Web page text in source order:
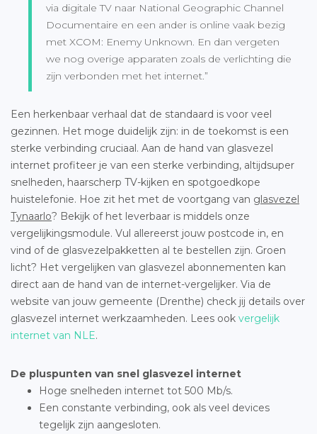
via digitale TV naar National Geographic Channel
Documentaire en een ander is online vaak bezig
met XCOM: Enemy Unknown. En dan vergeten
we nog overige apparaten zoals de verlichting die
zijn verbonden met het internet.”
Een herkenbaar verhaal dat de standaard is voor veel
gezinnen. Het moge duidelijk zijn: in de toekomst is een
sterke verbinding cruciaal. Aan de hand van glasvezel
internet profiteer je van een sterke verbinding, altijdsuper
snelheden, haarscherp TV-kijken en spotgoedkope
huistelefonie. Hoe zit het met de voortgang van glasvezel
Tynaarlo? Bekijk of het leverbaar is middels onze
vergelijkingsmodule. Vul allereerst jouw postcode in, en
vind of de glasvezelpakketten al te bestellen zijn. Groen
licht? Het vergelijken van glasvezel abonnementen kan
direct aan de hand van de internet-vergelijker. Via de
website van jouw gemeente (Drenthe) check jij details over
glasvezel internet werkzaamheden. Lees ook vergelijk
internet van NLE.
De pluspunten van snel glasvezel internet
Hoge snelheden internet tot 500 Mb/s.
Een constante verbinding, ook als veel devices
tegelijk zijn aangesloten.